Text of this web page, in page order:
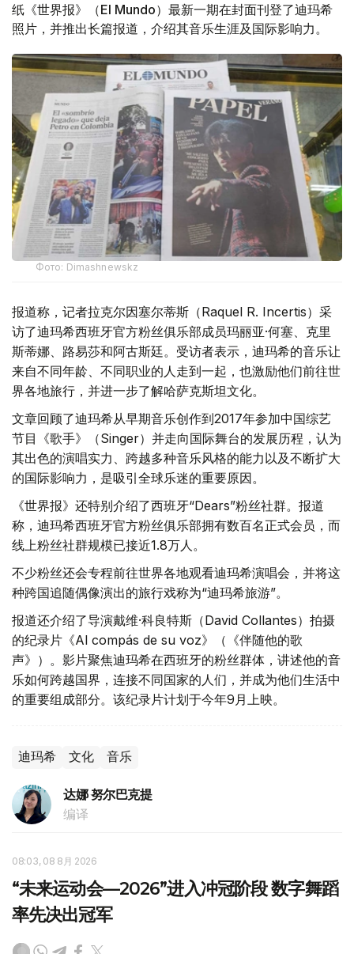
纸《世界报》（El Mundo）最新一期在封面刊登了迪玛希
照片，并推出长篇报道，介绍其音乐生涯及国际影响力。
Фото: Dimashnewskz
报道称，记者拉克尔因塞尔蒂斯（Raquel R. Incertis）采
访了迪玛希西班牙官方粉丝俱乐部成员玛丽亚·何塞、克里
斯蒂娜、路易莎和阿古斯廷。受访者表示，迪玛希的音乐让
来自不同年龄、不同职业的人走到一起，也激励他们前往世
界各地旅行，并进一步了解哈萨克斯坦文化。
文章回顾了迪玛希从早期音乐创作到2017年参加中国综艺
节目《歌手》（Singer）并走向国际舞台的发展历程，认为
其出色的演唱实力、跨越多种音乐风格的能力以及不断扩大
的国际影响力，是吸引全球乐迷的重要原因。
《世界报》还特别介绍了西班牙“Dears”粉丝社群。报道
称，迪玛希西班牙官方粉丝俱乐部拥有数百名正式会员，而
线上粉丝社群规模已接近1.8万人。
不少粉丝还会专程前往世界各地观看迪玛希演唱会，并将这
种跨国追随偶像演出的旅行戏称为“迪玛希旅游”。
报道还介绍了导演戴维·科良特斯（David Collantes）拍摄
的纪录片《Al compás de su voz》（《伴随他的歌
声》）。影片聚焦迪玛希在西班牙的粉丝群体，讲述他的音
乐如何跨越国界，连接不同国家的人们，并成为他们生活中
的重要组成部分。该纪录片计划于今年9月上映。
迪玛希 文化 音乐
达娜 努尔巴克提
编译
08:03, 08 8月 2026
“未来运动会—2026”进入冲冠阶段 数字舞蹈
率先决出冠军